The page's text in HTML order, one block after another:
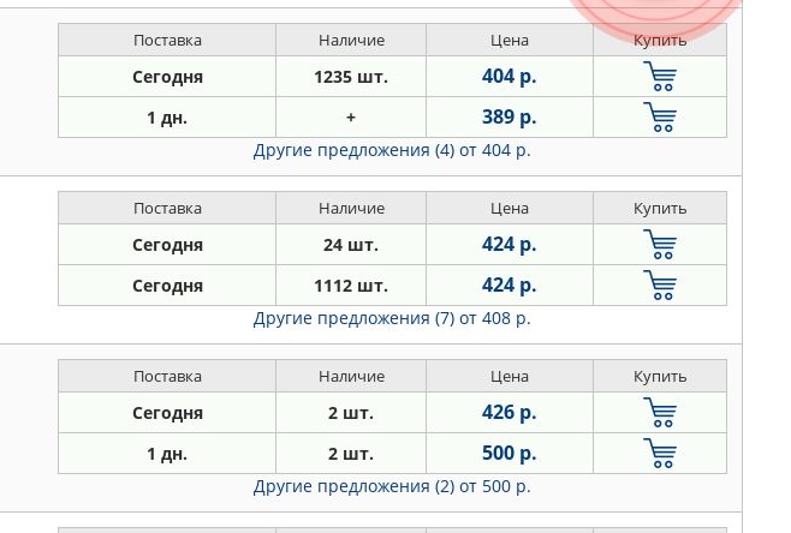
Поставка Наличие Цена Купить
Сегодня 1235 шт. 404 р.
1 дн. + 389 р.
Другие предложения (4) от 404 р.
Поставка Наличие Цена Купить
Сегодня 24 шт. 424 р.
Сегодня 1112 шт. 424 р.
Другие предложения (7) от 408 р.
Поставка Наличие Цена Купить
Сегодня 2 шт. 426 р.
1 дн. 2 шт. 500 р.
Другие предложения (2) от 500 р.